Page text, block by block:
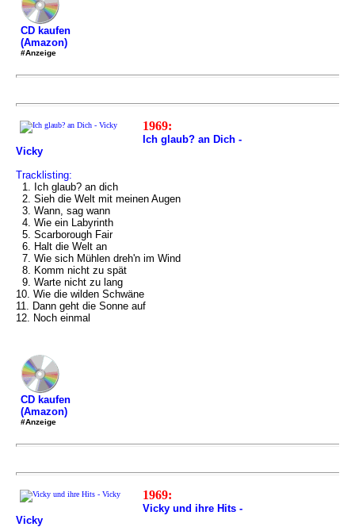
CD kaufen
(Amazon)
#Anzeige
1969:
Ich glaub? an Dich -
Vicky
Tracklisting:
1. Ich glaub? an dich
2. Sieh die Welt mit meinen Augen
3. Wann, sag wann
4. Wie ein Labyrinth
5. Scarborough Fair
6. Halt die Welt an
7. Wie sich Mühlen dreh'n im Wind
8. Komm nicht zu spät
9. Warte nicht zu lang
10. Wie die wilden Schwäne
11. Dann geht die Sonne auf
12. Noch einmal
CD kaufen
(Amazon)
#Anzeige
1969:
Vicky und ihre Hits -
Vicky